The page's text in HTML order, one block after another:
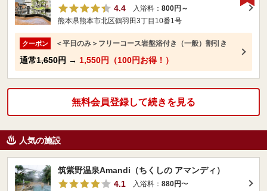
4.4
入浴料： 800円～
熊本県熊本市北区鶴羽田3丁目10番1号
クーポン ＜平日のみ＞フリーコース岩盤浴付き（一般）割引き
通常1,650円 → 1,550円（100円お得！）
無料会員登録して続きを見る
人気の施設
筑紫野温泉Amandi（ちくしの アマンディ）
4.1
入浴料： 880円〜